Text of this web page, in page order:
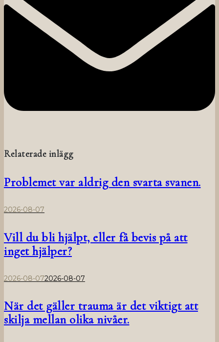
Relaterade inlägg
Problemet var aldrig den svarta svanen.
2026-08-07
Vill du bli hjälpt, eller få bevis på att
inget hjälper?
2026-08-072026-08-07
När det gäller trauma är det viktigt att
skilja mellan olika nivåer.